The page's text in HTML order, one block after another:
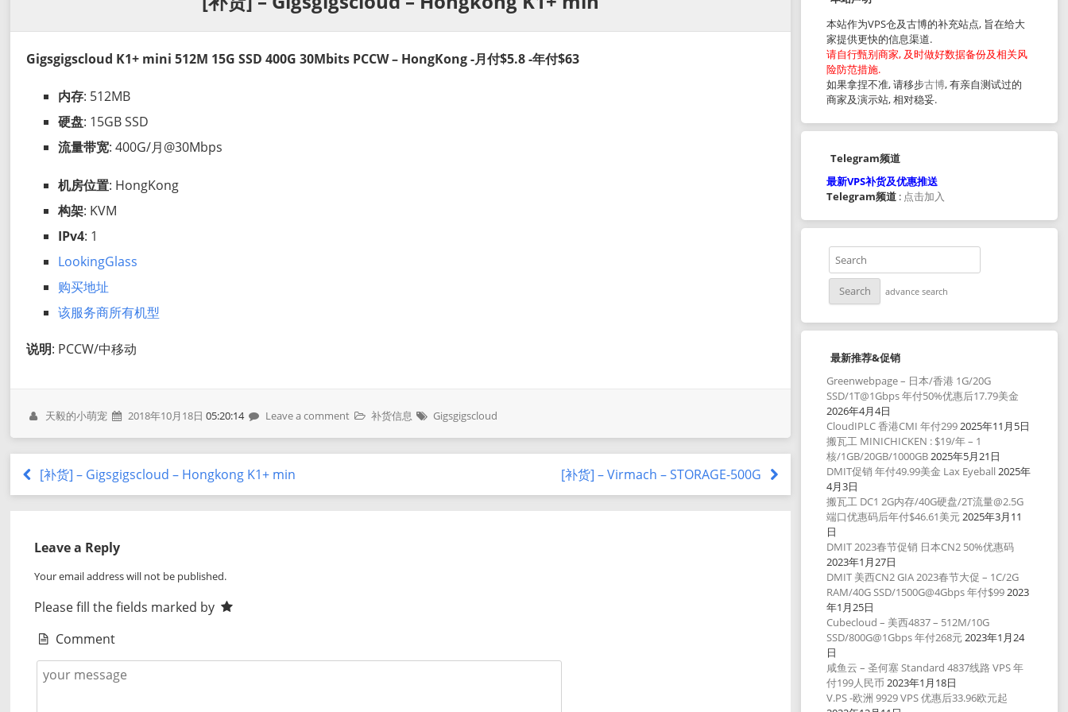
Gigsgigscloud K1+ mini 512M 15G SSD 400G 30Mbits PCCW – HongKong -月付$5.8 -年付$63
内存: 512MB
硬盘: 15GB SSD
流量带宽: 400G/月@30Mbps
机房位置: HongKong
构架: KVM
IPv4: 1
LookingGlass
购买地址
该服务商所有机型
说明: PCCW/中移动
天毅的小萌宠 2018年10月18日 05:20:14 Leave a comment 补货信息 Gigsgigscloud
[补货] – Gigsgigscloud – Hongkong K1+ min [补货] – Virmach – STORAGE-500G
Leave a Reply
Your email address will not be published.
Please fill the fields marked by
Comment
本站作为VPS仓及古博的补充站点, 旨在给大
家提供更快的信息渠道.
请自行甄别商家, 及时做好数据备份及相关风
险防范措施.
如果拿捏不准, 请移步古博, 有亲自测试过的
商家及演示站, 相对稳妥.
Telegram频道
最新VPS补货及优惠推送
Telegram频道 : 点击加入
advance search
最新推荐&促销
Greenwebpage – 日本/香港 1G/20G
SSD/1T@1Gbps 年付50%优惠后17.79美金
2026年4月4日
CloudIPLC 香港CMI 年付2992025年11月5日
搬瓦工 MINICHICKEN : $19/年 – 1
核/1GB/20GB/1000GB2025年5月21日
DMIT促销 年付49.99美金 Lax Eyeball 2025年
4月3日
搬瓦工 DC1 2G内存/40G硬盘/2T流量@2.5G
端口优惠码后年付$46.61美元2025年3月11
日
DMIT 2023春节促销 日本CN2 50%优惠码
2023年1月27日
DMIT 美西CN2 GIA 2023春节大促 – 1C/2G
RAM/40G SSD/1500G@4Gbps 年付$992023
年1月25日
Cubecloud – 美西4837 – 512M/10G
SSD/800G@1Gbps 年付268元2023年1月24
日
咸鱼云 – 圣何塞 Standard 4837线路 VPS 年
付199人民币 2023年1月18日
V.PS -欧洲 9929 VPS 优惠后33.96欧元起